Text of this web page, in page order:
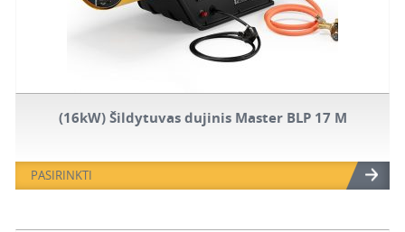
(16kW) Šildytuvas dujinis Master BLP 17 M
PASIRINKTI